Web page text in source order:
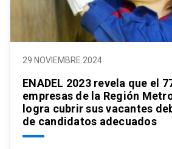
29 NOVIEMBRE 2024
ENADEL 2023 revela que el
empresas de la Región
logra cubrir sus vacantes
de candidatos adecuados